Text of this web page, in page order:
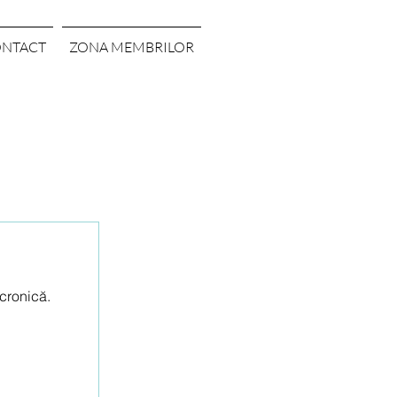
ZONA MEMBRILOR